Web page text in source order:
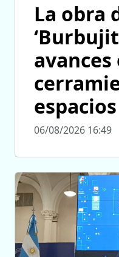
La obra
avances
06/08/2026 16:49